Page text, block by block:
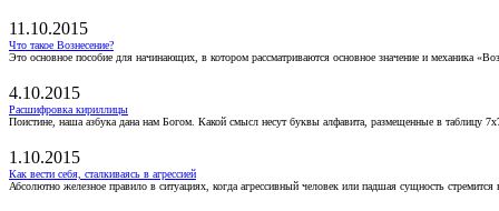
11.10.2015
Что такое Вознесение?
Это основное пособие для начинающих, в котором рассматриваются основное значение и механика
4.10.2015
Расшифровка кириллицы
Поистине, наша азбука дана нам Богом. Какой смысл несут буквы алфавита, размещенные в таблицу
1.10.2015
Как вести себя, сталкиваясь в агрессией
Абсолютно железное правило в ситуациях, когда агрессивный человек или падшая сущность